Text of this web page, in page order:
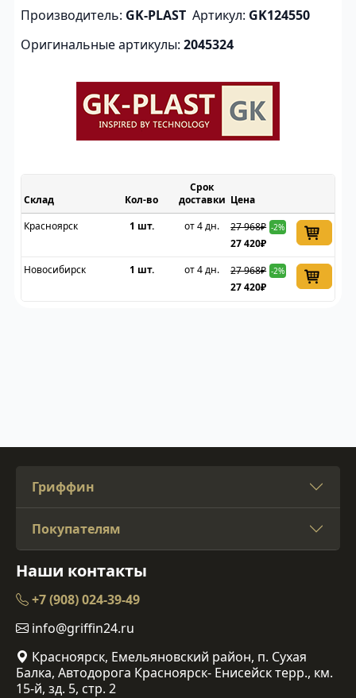
Производитель: GK-PLAST Артикул: GK124550
Оригинальные артикулы: 2045324
Склад
Срок
доставки Цена
Красноярск
1 шт. от 4 дн. 27 968₽ -2%
27 420₽
Новосибирск
1 шт. от 4 дн. 27 968₽ -2%
27 420₽
Гриффин
Покупателям
Наши контакты
+7 (908) 024-39-49
info@griffin24.ru
Красноярск, Емельяновский район, п. Сухая
Балка, Автодорога Красноярск- Енисейск терр., км.
15-й, зд. 5, стр. 2